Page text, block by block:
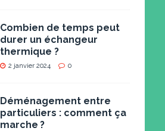
Combien de temps peut
durer un échangeur
thermique ?
2 janvier 2024 0
Déménagement entre
particuliers : comment ça
marche ?